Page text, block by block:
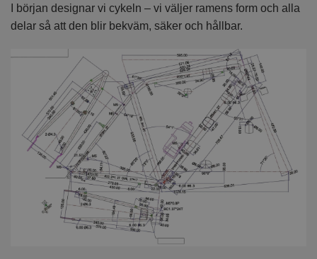
I början designar vi cykeln – vi väljer ramens form och alla
delar så att den blir bekväm, säker och hållbar.